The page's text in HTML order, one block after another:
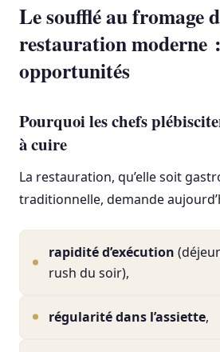
Le soufflé au fromage
restauration moderne
opportunités
Pourquoi les chefs
à cuire
La restauration, qu’elle soit
traditionnelle, demande
rapidité d’exécution
rush du soir),
régularité dans l’assiette,